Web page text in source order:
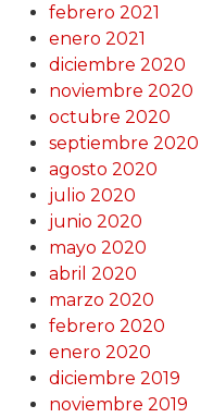
febrero 2021
enero 2021
diciembre 2020
noviembre 2020
octubre 2020
septiembre 2020
agosto 2020
julio 2020
junio 2020
mayo 2020
abril 2020
marzo 2020
febrero 2020
enero 2020
diciembre 2019
noviembre 2019